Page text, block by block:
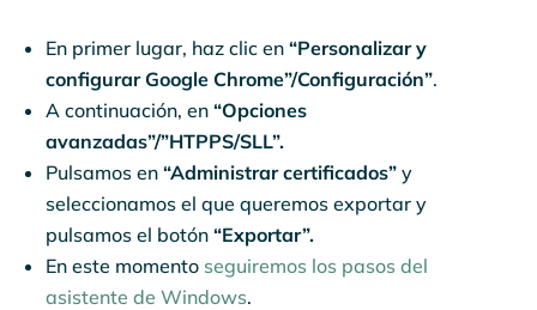
En primer lugar, haz clic en“Personalizar y
configurar Google Chrome”/Configuración”.
A continuación, en“Opciones
avanzadas”/”HTPPS/SLL”.
Pulsamos en“Administrar certificados” y
seleccionamos el que queremos exportar y
pulsamos el botón“Exportar”.
En este momento seguiremos los pasos del
asistente de Windows.